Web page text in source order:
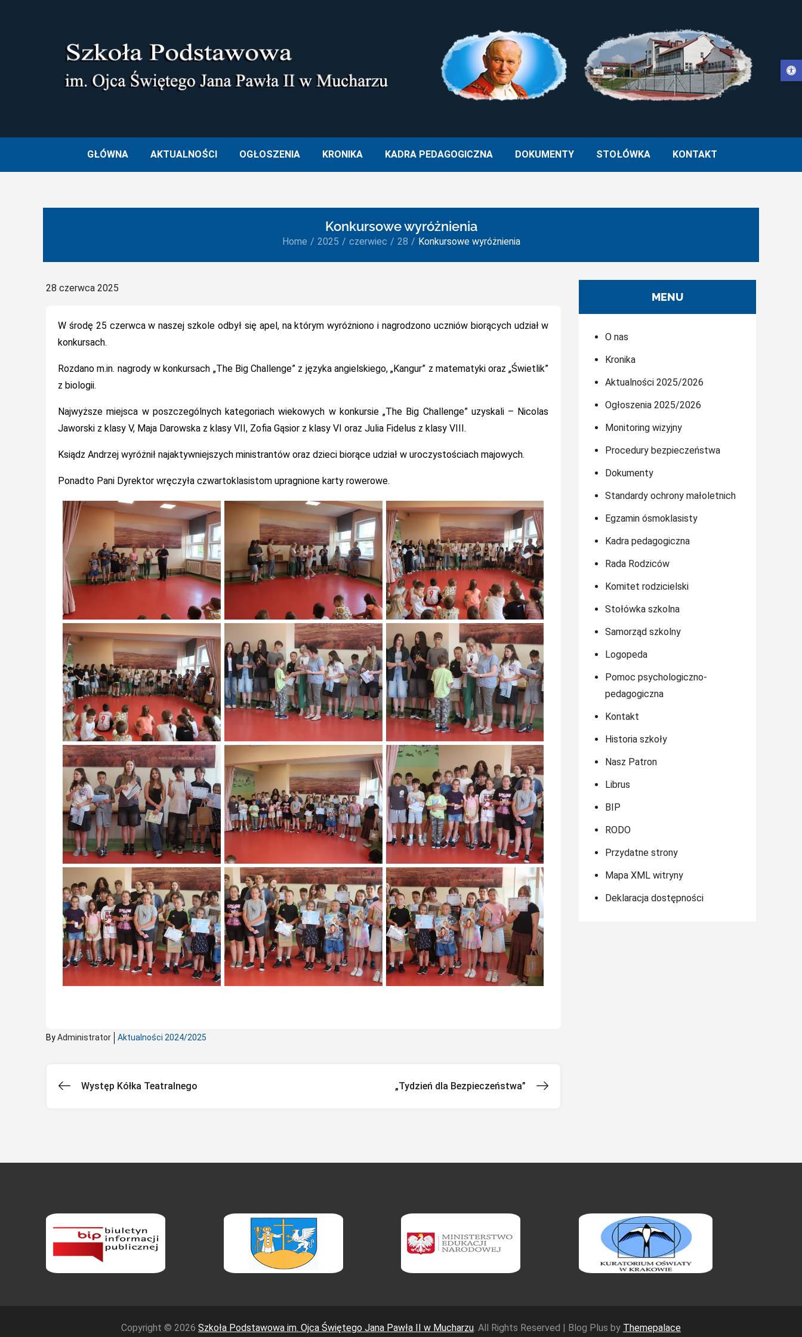
Otwórz pasek narzędzi
SZKOŁA PODSTAWOWA IM. OJCA ŚWIĘTEGO JANA PAWŁA II W MUCHARZU
GŁÓWNA AKTUALNOŚCI OGŁOSZENIA KRONIKA KADRA PEDAGOGICZNA DOKUMENTY STOŁÓWKA KONTAKT
Konkursowe wyróżnienia
Home 2025 czerwiec 28 Konkursowe wyróżnienia
Posted
28 czerwca 2025
W środę 25 czerwca w naszej szkole odbył się apel, na którym wyróżniono i nagrodzono uczniów biorących udział w
konkursach.
Rozdano m.in. nagrody w konkursach „The Big Challenge” z języka angielskiego, „Kangur” z matematyki oraz „Świetlik”
z biologii.
Najwyższe miejsca w poszczególnych kategoriach wiekowych w konkursie „The Big Challenge” uzyskali – Nicolas
Jaworski z klasy V, Maja Darowska z klasy VII, Zofia Gąsior z klasy VI oraz Julia Fidelus z klasy VIII.
Ksiądz Andrzej wyróżnił najaktywniejszych ministrantów oraz dzieci biorące udział w uroczystościach majowych.
Ponadto Pani Dyrektor wręczyła czwartoklasistom upragnione karty rowerowe.
ByAdministrator Aktualności 2024/2025
Nawigacja
Występ Kółka Teatralnego „Tydzień dla Bezpieczeństwa”
MENU
O nas
Kronika
Aktualności 2025/2026
Ogłoszenia 2025/2026
Monitoring wizyjny
Procedury bezpieczeństwa
Dokumenty
Standardy ochrony małoletnich
Egzamin ósmoklasisty
Kadra pedagogiczna
Rada Rodziców
Komitet rodzicielski
Stołówka szkolna
Samorząd szkolny
Logopeda
Pomoc psychologiczno-
pedagogiczna
Kontakt
Historia szkoły
Nasz Patron
Librus
BIP
RODO
Przydatne strony
Mapa XML witryny
Deklaracja dostępności
Copyright © 2026 Szkoła Podstawowa im. Ojca Świętego Jana Pawła II w Mucharzu . All Rights Reserved | Blog Plus by Themepalace